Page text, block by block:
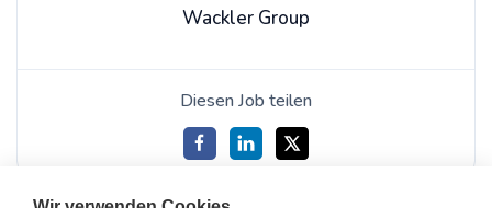
Wackler Group
Diesen Job teilen